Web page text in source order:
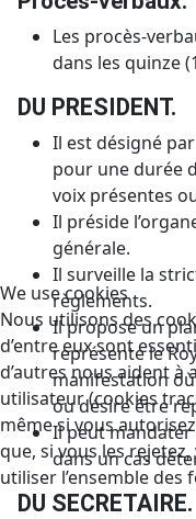
Les procès-
dans les quinze
DU PRESIDENT.
Il est désigné
pour une durée
voix présentes
Il préside
générale.
Il surveille la
règlements.
Il propose un
représente le
manifestation où
ou désire être
Il peut
dans un cas
DU SECRETAIRE.
We use cookies
Nous utilisons des
d’entre eux sont
d’autres nous aident à
utilisateur (cookies
même si vous
que, si vous les
utiliser l’ensemble